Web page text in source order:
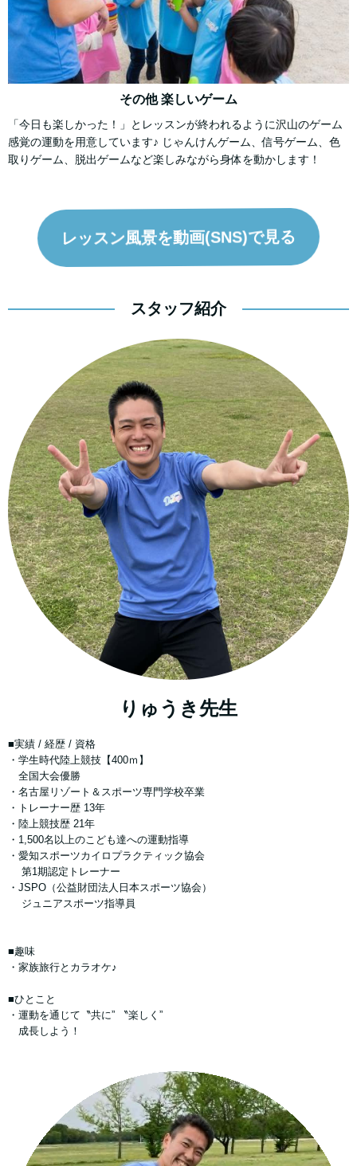
その他 楽しいゲーム
「今日も楽しかった！」とレッスンが終われるように沢山のゲーム
感覚の運動を用意しています♪ じゃんけんゲーム、信号ゲーム、色
取りゲーム、脱出ゲームなど楽しみながら身体を動かします！
レッスン風景を動画(SNS)で見る
スタッフ紹介
りゅうき先生
■実績 / 経歴 / 資格
・学生時代陸上競技【400ｍ】
全国大会優勝
・名古屋リゾート＆スポーツ専門学校卒業
・トレーナー歴 13年
・陸上競技歴 21年
・1,500名以上のこども達への運動指導
・愛知スポーツカイロプラクティック協会
第1期認定トレーナー
・JSPO（公益財団法人日本スポーツ協会）
ジュニアスポーツ指導員
■趣味
・家族旅行とカラオケ♪
■ひとこと
・運動を通じて〝共に” 〝楽しく”
成長しよう！